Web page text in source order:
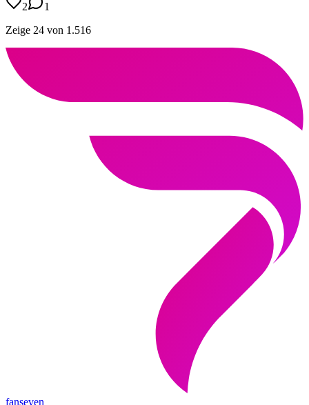
2
1
Zeige 24 von 1.516
fanseven